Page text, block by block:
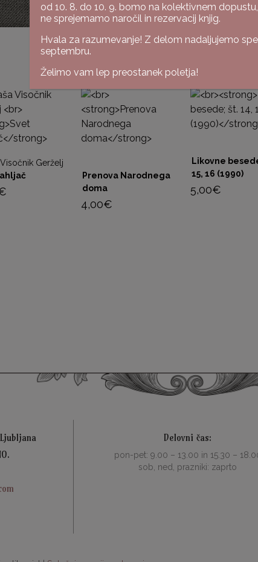
Visočnik Gerželj
Prenova Narodnega
doma
4,00€
Likovne
15, 16 (1990)
5,00€
Delovni čas:
pon-pet: 9.00 – 13.00 in 15.30 –
sob, ned, prazniki: zaprto
od 10. 8. do 10. 9. bomo na kolektivnem
ne sprejemamo naročil in rezervacij knjig.
Hvala za razumevanje! Z delom nadaljujemo
septembru.
Želimo vam lep preostanek poletja!